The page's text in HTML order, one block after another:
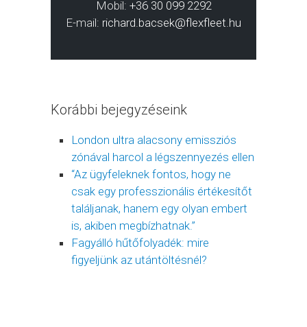
Mobil: +36 30 099 2292
E-mail: richard.bacsek@flexfleet.hu
Korábbi bejegyzéseink
London ultra alacsony emissziós
zónával harcol a légszennyezés ellen
“Az ügyfeleknek fontos, hogy ne
csak egy professzionális értékesítőt
találjanak, hanem egy olyan embert
is, akiben megbízhatnak.”
Fagyálló hűtőfolyadék: mire
figyeljünk az utántöltésnél?